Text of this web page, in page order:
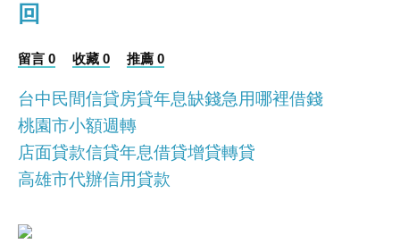
回
留言 0 收藏 0 推薦 0
台中民間信貸房貸年息缺錢急用哪裡借錢
桃園市小額週轉
店面貸款信貸年息借貸增貸轉貸
高雄市代辦信用貸款